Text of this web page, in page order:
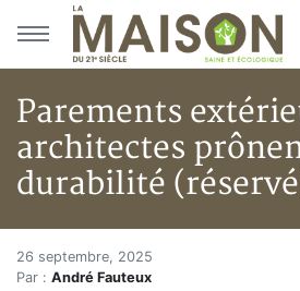
Aller au menu principal
Aller au contenu principal
Parements
architectes
durabilité
Accueil
Articles
Parements
26 septembre, 2025
Par : André Fauteux